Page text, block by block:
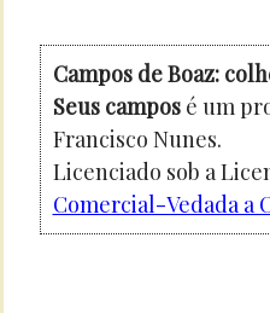
Campos de Boaz:
Seus camposé um
Francisco Nunes.
Licenciado sob a
Comercial-Vedada a